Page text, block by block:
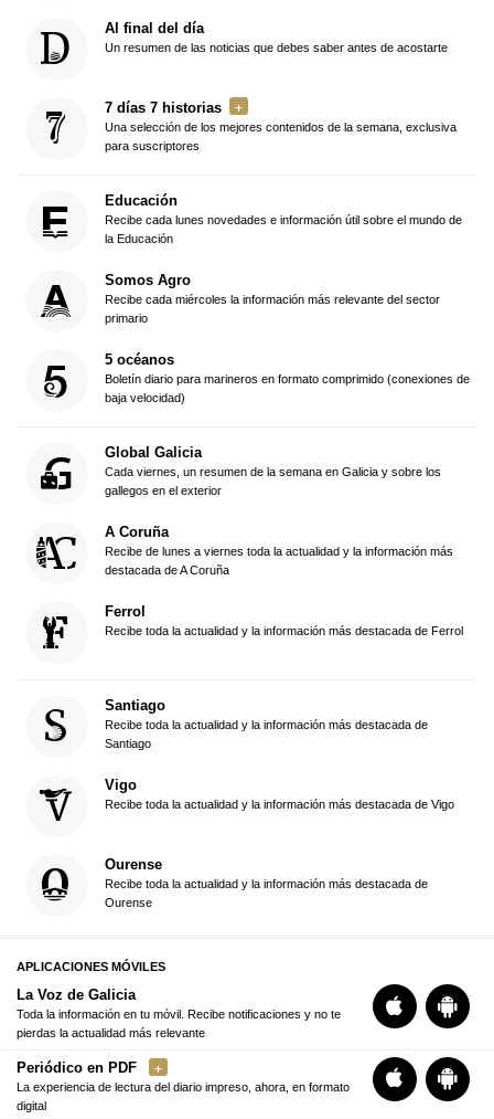
Al final del día
Un resumen de las noticias que debes saber antes de acostarte
7 días 7 historias
Una selección de los mejores contenidos de la semana, exclusiva
para suscriptores
Educación
Recibe cada lunes novedades e información útil sobre el mundo de
la Educación
Somos Agro
Recibe cada miércoles la información más relevante del sector
primario
5 océanos
Boletín diario para marineros en formato comprimido (conexiones de
baja velocidad)
Global Galicia
Cada viernes, un resumen de la semana en Galicia y sobre los
gallegos en el exterior
A Coruña
Recibe de lunes a viernes toda la actualidad y la información más
destacada de A Coruña
Ferrol
Recibe toda la actualidad y la información más destacada de Ferrol
Santiago
Recibe toda la actualidad y la información más destacada de
Santiago
Vigo
Recibe toda la actualidad y la información más destacada de Vigo
Ourense
Recibe toda la actualidad y la información más destacada de
Ourense
APLICACIONES MÓVILES
La Voz de Galicia
Toda la información en tu móvil. Recibe notificaciones y no te
pierdas la actualidad más relevante
Periódico en PDF
La experiencia de lectura del diario impreso, ahora, en formato
digital